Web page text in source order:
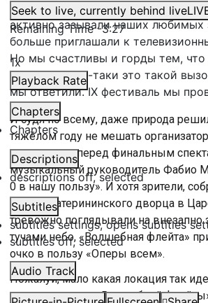
Seek to live, currently behind live
Remaining Time-3:27
1x
Playback Rate
Chapters
Chapters
Descriptions
descriptions off, selected
Subtitles
subtitles settings, opens subtitles
subtitles off, selected
Audio Track
будет меньше людей, чем обычно.
активно зазывали наших любимых
больше приглашали к
Но мы счастливы и горды тем, что
провести. Всё-таки это такой
мы ответили. IX фестиваль мы
И судя по всему, даже природа
тяжёлом году не мешать
как заметил перед финальным
музыкальный руководитель Фабио
0 в нашу пользу». И хотя зрители,
плацу Екатерининского дворца в
тревожно поглядывали на
тучами небо, «Волшебная флейта»
очко в пользу «Оперы всем».
Пожалуй, мало какая локация так
для исполнения «Волшебной